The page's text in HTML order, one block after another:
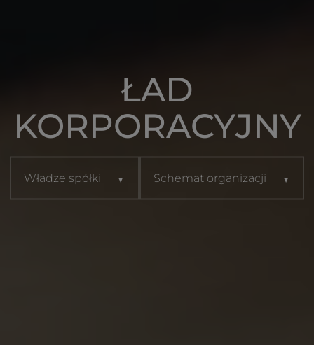
ŁAD
KORPORACYJNY
Władze spółki Schemat organizacji